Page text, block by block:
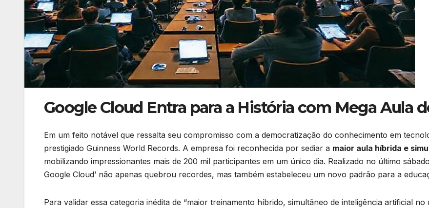
Google Cloud Entra para a História com Mega Aula
Em um feito notável que ressalta seu compromisso com a democratização do conhecimento em
prestigiado Guinness World Records. A empresa foi reconhecida por sediar a maior aula híbrida e
mobilizando impressionantes mais de 200 mil participantes em um único dia. Realizado no último
Google Cloud’ não apenas quebrou recordes, mas também estabeleceu um novo padrão para a
Para validar essa categoria inédita de “maior treinamento híbrido, simultâneo de inteligência artificial